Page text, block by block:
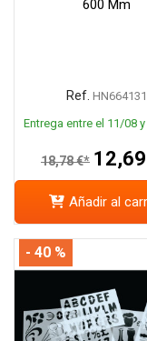
600 Mm
Ref. HN664131
Entrega entre el 11/08
18,78 €*
Añadir al
- 40 %